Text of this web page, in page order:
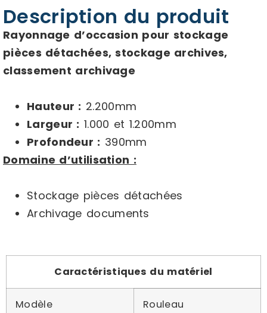
Description du produit
Rayonnage d’occasion pour stockage
pièces détachées, stockage archives,
classement archivage
Hauteur : 2.200mm
Largeur : 1.000 et 1.200mm
Profondeur : 390mm
Domaine d’utilisation :
Stockage pièces détachées
Archivage documents
Caractéristiques du matériel
Modèle Rouleau